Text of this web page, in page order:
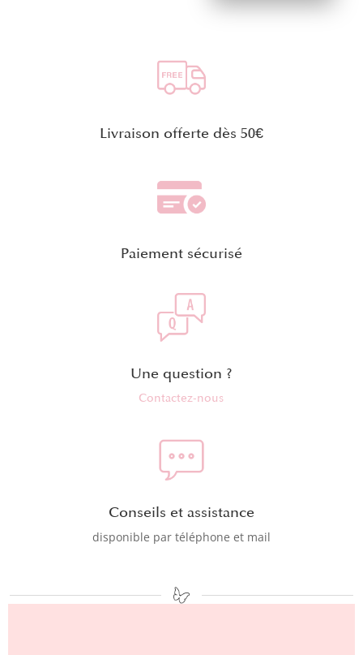
Livraison offerte dès 50€
Paiement sécurisé
Une question ?
Contactez-nous
Conseils et assistance
disponible par téléphone et mail